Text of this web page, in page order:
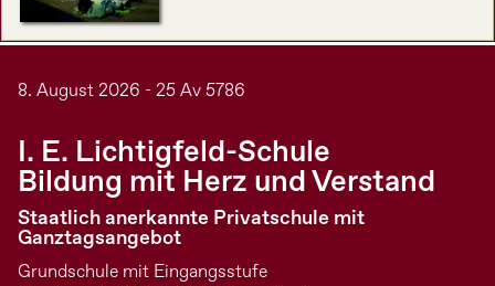
8. August 2026 - 25 Av 5786
I. E. Lichtigfeld-Schule
Bildung mit Herz und Verstand
Staatlich anerkannte Privatschule mit
Ganztagsangebot
Grundschule mit Eingangsstufe